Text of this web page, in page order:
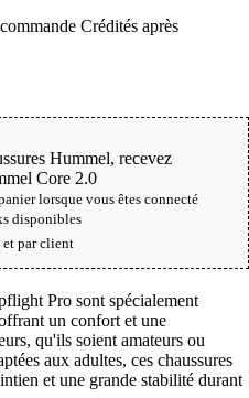
Crédités après
Hummel, recevez
Core 2.0
lorsque vous êtes connecté
disponibles
et par client
Pro sont spécialement
un confort et une
qu'ils soient amateurs ou
aux adultes, ces chaussures
et une grande stabilité durant